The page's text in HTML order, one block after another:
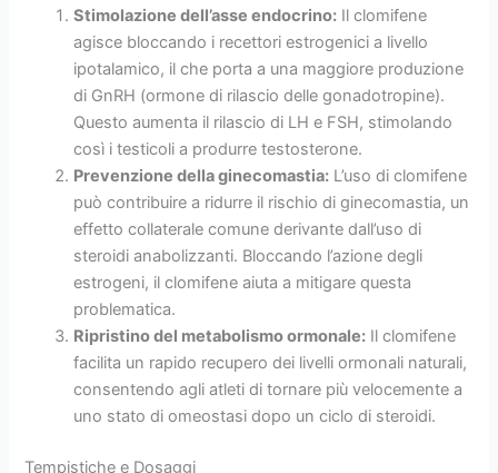
Stimolazione dell’asse endocrino: Il clomifene
agisce bloccando i recettori estrogenici a livello
ipotalamico, il che porta a una maggiore produzione
di GnRH (ormone di rilascio delle gonadotropine).
Questo aumenta il rilascio di LH e FSH, stimolando
così i testicoli a produrre testosterone.
Prevenzione della ginecomastia: L’uso di clomifene
può contribuire a ridurre il rischio di ginecomastia, un
effetto collaterale comune derivante dall’uso di
steroidi anabolizzanti. Bloccando l’azione degli
estrogeni, il clomifene aiuta a mitigare questa
problematica.
Ripristino del metabolismo ormonale: Il clomifene
facilita un rapido recupero dei livelli ormonali naturali,
consentendo agli atleti di tornare più velocemente a
uno stato di omeostasi dopo un ciclo di steroidi.
Tempistiche e Dosaggi